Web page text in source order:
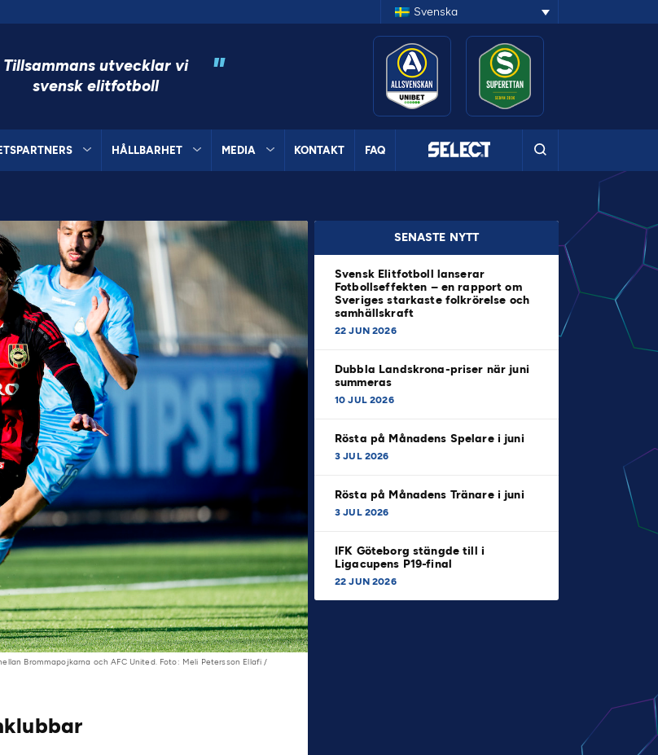
Svenska
Tillsammans utvecklar vi
svensk elitfotboll
"
HÅLLBARHET MEDIA KONTAKT FAQ
Brommapojkarna och AFC United. Foto: Meli Petersson Ellafi /
SENASTE NYTT
Svensk Elitfotboll lanserar
Fotbollseffekten – en rapport om
Sveriges starkaste folkrörelse och
samhällskraft
22 JUN 2026
Dubbla Landskrona-priser när juni
summeras
10 JUL 2026
Rösta på Månadens Spelare i juni
3 JUL 2026
Rösta på Månadens Tränare i juni
3 JUL 2026
IFK Göteborg stängde till i
Ligacupens P19-final
22 JUN 2026